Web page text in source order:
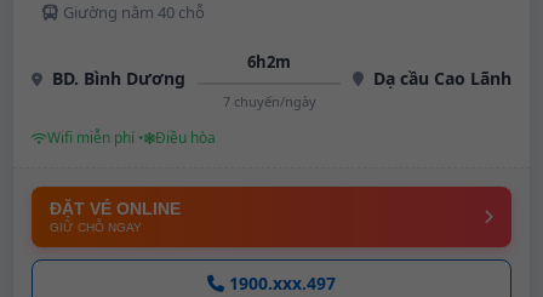
Giường nằm 40 chỗ
BD. Bình Dương
6h2m
7 chuyến/ngày
Dạ cầu Cao Lãnh
Wifi miễn phí • Điều hòa
ĐẶT VÉ ONLINE
GIỮ CHỖ NGAY
1900.xxx.497